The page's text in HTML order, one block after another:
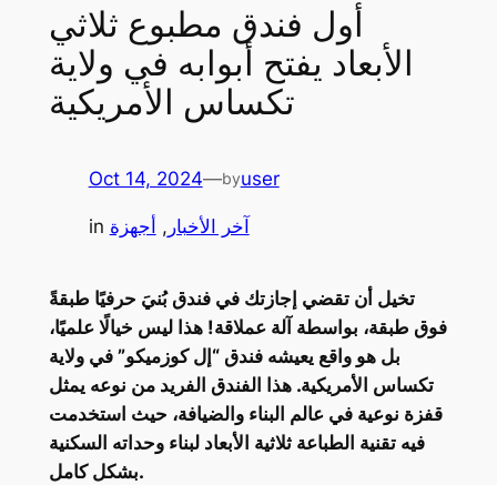
أول فندق مطبوع ثلاثي
الأبعاد يفتح أبوابه في ولاية
تكساس الأمريكية
Oct 14, 2024—byuser
in آخر الأخبار , أجهزة
تخيل أن تقضي إجازتك في فندق بُنيَ حرفيًا طبقةً
فوق طبقة، بواسطة آلة عملاقة! هذا ليس خيالًا علميًا،
بل هو واقع يعيشه فندق “إل كوزميكو” في ولاية
تكساس الأمريكية. هذا الفندق الفريد من نوعه يمثل
قفزة نوعية في عالم البناء والضيافة، حيث استخدمت
فيه تقنية الطباعة ثلاثية الأبعاد لبناء وحداته السكنية
بشكل كامل.